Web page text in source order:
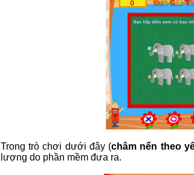
Trong trò chơi dưới đây (châm nến theo
lượng do phần mềm đưa ra.